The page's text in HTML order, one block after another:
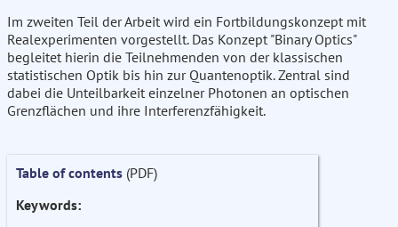
Im zweiten Teil der Arbeit wird ein Fortbildungskonzept mit
Realexperimenten vorgestellt. Das Konzept "Binary Optics"
begleitet hierin die Teilnehmenden von der klassischen
statistischen Optik bis hin zur Quantenoptik. Zentral sind
dabei die Unteilbarkeit einzelner Photonen an optischen
Grenzflächen und ihre Interferenzfähigkeit.
Table of contents (PDF)
Keywords: